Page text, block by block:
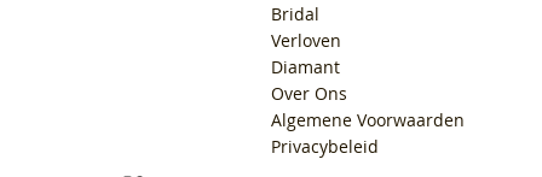
Bridal
Verloven
Diamant
Over Ons
Algemene Voorwaarden
Privacybeleid